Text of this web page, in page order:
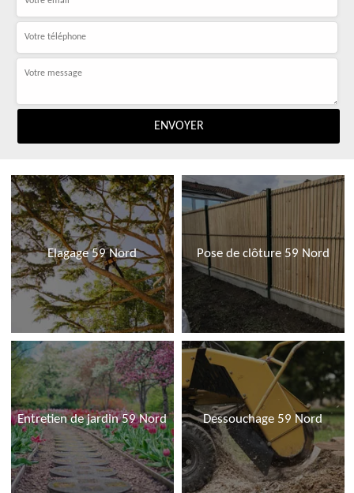
Elagage 59 Nord Pose de clôture 59 Nord
Entretien de jardin 59 Nord Dessouchage 59 Nord